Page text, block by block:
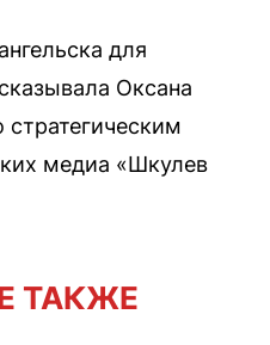
для
Оксана
медиа «Шкулев
ТАКЖЕ